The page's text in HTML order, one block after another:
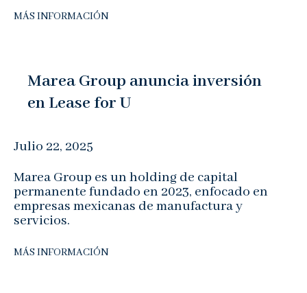
MÁS INFORMACIÓN
Marea Group anuncia inversión
en Lease for U
Julio 22, 2025
Marea Group es un holding de capital
permanente fundado en 2023, enfocado en
empresas mexicanas de manufactura y
servicios.
MÁS INFORMACIÓN